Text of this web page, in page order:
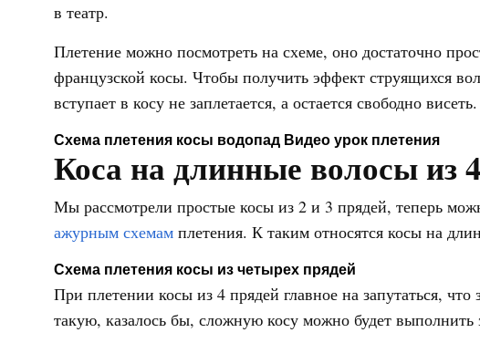
в театр.
Плетение можно посмотреть на схеме, оно достаточно
французской косы. Чтобы получить эффект струящихся
вступает в косу не заплетается, а остается свободно висеть.
Схема плетения косы водопад Видео урок плетения
Коса на длинные волосы из
Мы рассмотрели простые косы из 2 и 3 прядей, теперь
ажурным схемамплетения. К таким относятся косы на
Схема плетения косы из четырех прядей
При плетении косы из 4 прядей главное на запутаться,
такую, казалось бы, сложную косу можно будет выполнить